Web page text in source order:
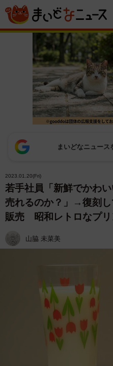
まいどなニュー
2023.01.20(Fri)
若手社員「新鮮でかわ
売れるのか？」→復刻
販売 昭和レトロなプリ
山脇 未菜美